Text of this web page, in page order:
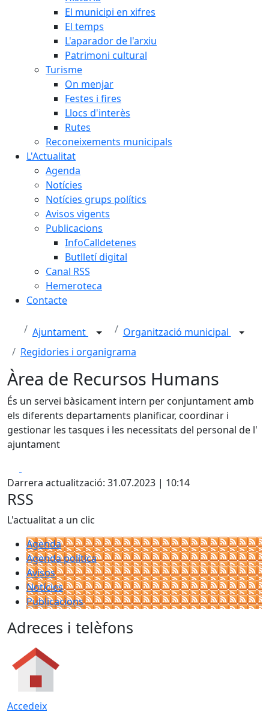
El municipi en xifres
El temps
L'aparador de l'arxiu
Patrimoni cultural
Turisme
On menjar
Festes i fires
Llocs d'interès
Rutes
Reconeixements municipals
L'Actualitat
Agenda
Notícies
Notícies grups polítics
Avisos vigents
Publicacions
InfoCalldetenes
Butlletí digital
Canal RSS
Hemeroteca
Contacte
Ajuntament
Organització municipal
Regidories i organigrama
Àrea de Recursos Humans
És un servei bàsicament intern per conjuntament amb
els diferents departaments planificar, coordinar i
gestionar les tasques i les necessitats del personal de l'
ajuntament
Darrera actualització: 31.07.2023 | 10:14
RSS
L'actualitat a un clic
Agenda
Agenda política
Avisos
Notícies
Publicacions
Adreces i telèfons
Accedeix